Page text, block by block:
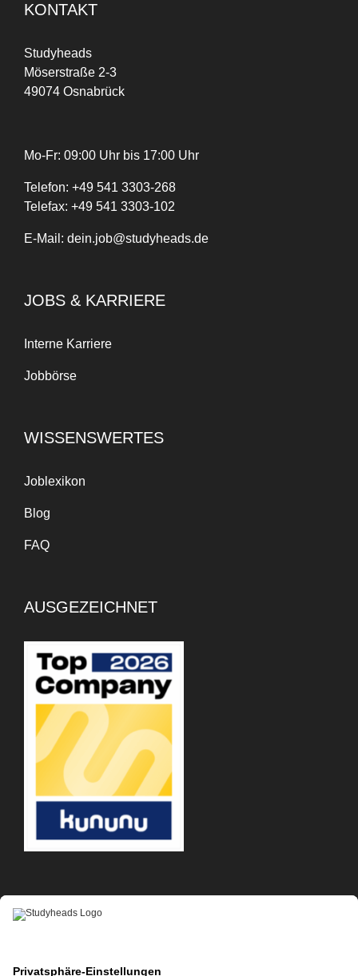
KONTAKT
Studyheads
Möserstraße 2-3
49074 Osnabrück
Mo-Fr: 09:00 Uhr bis 17:00 Uhr
Telefon: +49 541 3303-268
Telefax: +49 541 3303-102
E-Mail: dein.job@studyheads.de
JOBS & KARRIERE
Interne Karriere
Jobbörse
WISSENSWERTES
Joblexikon
Blog
FAQ
AUSGEZEICHNET